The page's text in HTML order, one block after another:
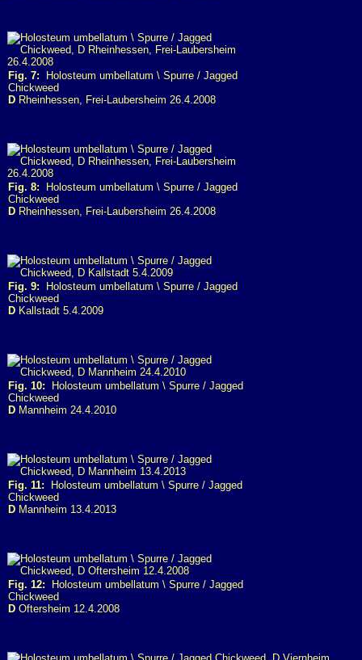
Fig. 7: Holosteum umbellatum \ Spurre / Jagged
Chickweed
D Rheinhessen, Frei-Laubersheim 26.4.2008
Fig. 8: Holosteum umbellatum \ Spurre / Jagged
Chickweed
D Rheinhessen, Frei-Laubersheim 26.4.2008
Fig. 9: Holosteum umbellatum \ Spurre / Jagged
Chickweed
D Kallstadt 5.4.2009
Fig. 10: Holosteum umbellatum \ Spurre / Jagged
Chickweed
D Mannheim 24.4.2010
Fig. 11: Holosteum umbellatum \ Spurre / Jagged
Chickweed
D Mannheim 13.4.2013
Fig. 12: Holosteum umbellatum \ Spurre / Jagged
Chickweed
D Oftersheim 12.4.2008